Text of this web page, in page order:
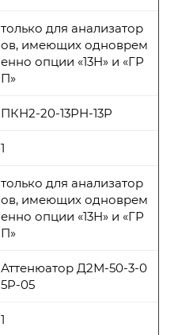
только для анализатор
ов, имеющих одноврем
енно опции «13Н» и «ГР
П»
ПКН2-20-13РН-13P
1
только для анализатор
ов, имеющих одноврем
енно опции «13Н» и «ГР
П»
Аттенюатор Д2М-50-3-0
5P-05
1